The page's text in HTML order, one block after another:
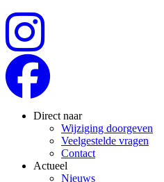
Direct naar
Wijziging doorgeven
Veelgestelde vragen
Contact
Actueel
Nieuws